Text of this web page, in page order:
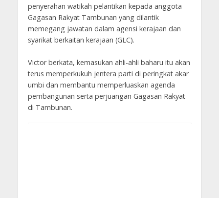
penyerahan watikah pelantikan kepada anggota
Gagasan Rakyat Tambunan yang dilantik
memegang jawatan dalam agensi kerajaan dan
syarikat berkaitan kerajaan (GLC).
Victor berkata, kemasukan ahli-ahli baharu itu akan
terus memperkukuh jentera parti di peringkat akar
umbi dan membantu memperluaskan agenda
pembangunan serta perjuangan Gagasan Rakyat
di Tambunan.